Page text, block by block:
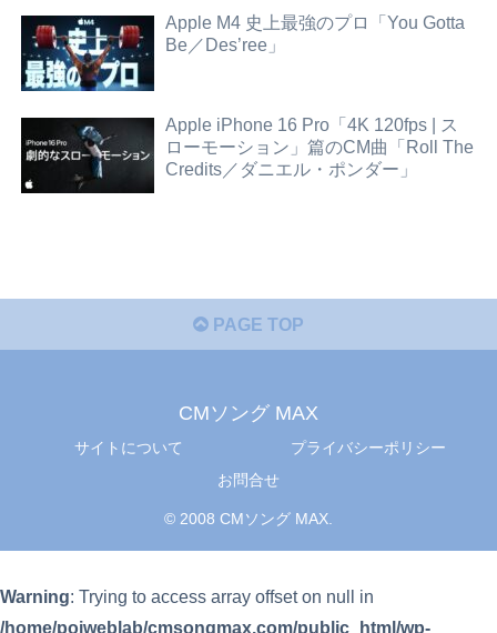
Apple M4 史上最強のプロ「You Gotta
Be／Des’ree」
Apple iPhone 16 Pro「4K 120fps | ス
ローモーション」篇のCM曲「Roll The
Credits／ダニエル・ポンダー」
PAGE TOP
CMソング MAX
サイトについて
プライバシーポリシー
お問合せ
© 2008 CMソング MAX.
Warning: Trying to access array offset on null in
/home/poiweblab/cmsongmax.com/public_html/wp-